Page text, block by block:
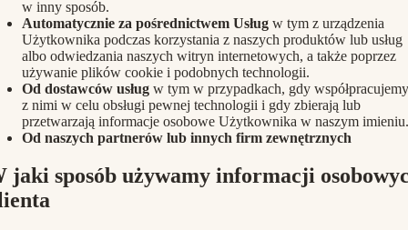
w inny sposób.
Automatycznie za pośrednictwem Usług w tym z urządzenia
Użytkownika podczas korzystania z naszych produktów lub usług
albo odwiedzania naszych witryn internetowych, a także poprzez
używanie plików cookie i podobnych technologii.
Od dostawców usług w tym w przypadkach, gdy współpracujemy
z nimi w celu obsługi pewnej technologii i gdy zbierają lub
przetwarzają informacje osobowe Użytkownika w naszym imieniu.
Od naszych partnerów lub innych firm zewnętrznych
jaki sposób używamy informacji